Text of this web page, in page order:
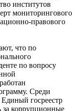
институтов
мониторингового
правового
что по
по вопросу
Среди
госреестр
за коррупционные